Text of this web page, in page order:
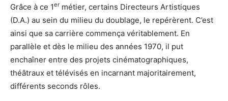
Grâce à ce 1er métier, certains Directeurs Artistiques
(D.A.) au sein du milieu du doublage, le repérèrent. C’est
ainsi que sa carrière commença véritablement. En
parallèle et dès le milieu des années 1970, il put
enchaîner entre des projets cinématographiques,
théâtraux et télévisés en incarnant majoritairement,
différents seconds rôles.